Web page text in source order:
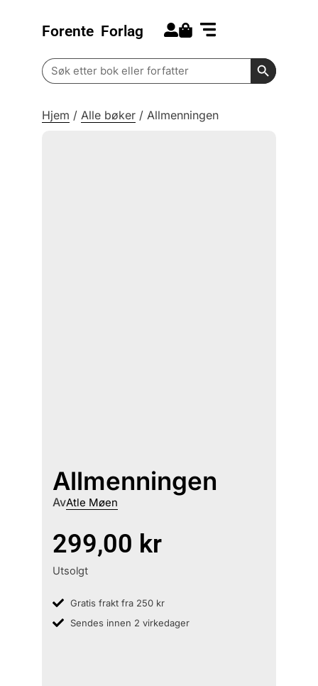
Forente Forlag
Search
for:
Search
Hjem / Alle bøker / Allmenningen
Allmenningen
AvAtle Møen
299,00 kr
Utsolgt
Gratis frakt fra 250 kr
Sendes innen 2 virkedager